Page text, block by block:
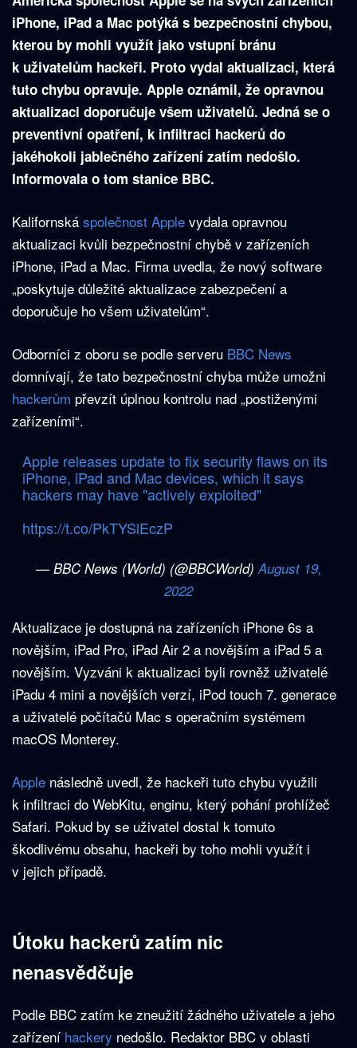
iPhone, iPad a Mac potýká s bezpečnostní chybou,
kterou by mohli využít jako vstupní bránu
k uživatelům hackeři. Proto vydal aktualizaci, která
tuto chybu opravuje. Apple oznámil, že opravnou
aktualizaci doporučuje všem uživatelů. Jedná se o
preventivní opatření, k infiltraci hackerů do
jakéhokoli jablečného zařízení zatím nedošlo.
Informovala o tom stanice BBC.
Kalifornská společnost Apple vydala opravnou
aktualizaci kvůli bezpečnostní chybě v zařízeních
iPhone, iPad a Mac. Firma uvedla, že nový software
„poskytuje důležité aktualizace zabezpečení a
doporučuje ho všem uživatelům“.
Odborníci z oboru se podle serveru BBC News
domnívají, že tato bezpečnostní chyba může umožni
hackerům převzít úplnou kontrolu nad „postiženými
zařízeními“.
Apple releases update to fix security flaws on its
iPhone, iPad and Mac devices, which it says
hackers may have "actively exploited"
https://t.co/PkTYSlEczP
— BBC News (World) (@BBCWorld)August 19,
2022
Aktualizace je dostupná na zařízeních iPhone 6s a
novějším, iPad Pro, iPad Air 2 a novějším a iPad 5 a
novějším. Vyzváni k aktualizaci byli rovněž uživatelé
iPadu 4 mini a novějších verzí, iPod touch 7. generace
a uživatelé počítačů Mac s operačním systémem
macOS Monterey.
Apple následně uvedl, že hackeři tuto chybu využili
k infiltraci do WebKitu, enginu, který pohání prohlížeč
Safari. Pokud by se uživatel dostal k tomuto
škodlivému obsahu, hackeři by toho mohli využít i
v jejich případě.
Útoku hackerů zatím nic
nenasvědčuje
Podle BBC zatím ke zneužití žádného uživatele a jeho
zařízení hackery nedošlo. Redaktor BBC v oblasti